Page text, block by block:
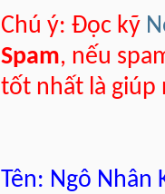
Chú ý: Đọc kỹ
Spam, nếu
tốt nhất là giúp
Tên: Ngô Nhân